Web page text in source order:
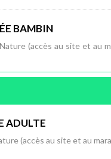
BAMBIN
(accès au site et au
ADULTE
(accès au site et au